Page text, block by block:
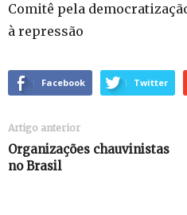
Comitê pela
à repressão
Facebook Twitter
Artigo anterior
Organizações chauvinistas
no Brasil